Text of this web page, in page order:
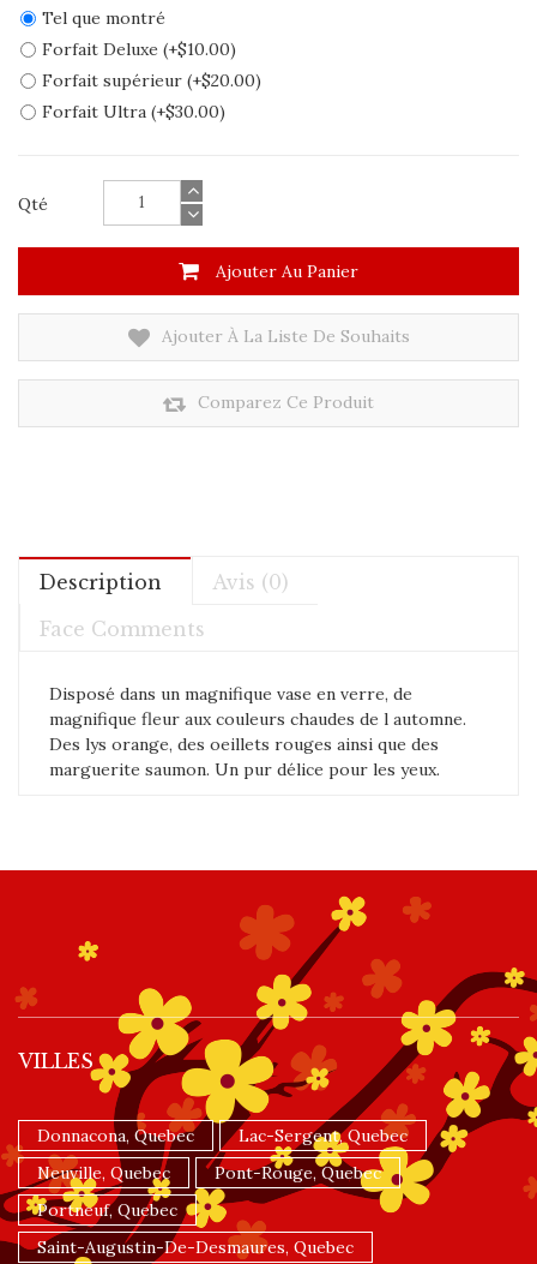
Tel que montré
Forfait Deluxe (+$10.00)
Forfait supérieur (+$20.00)
Forfait Ultra (+$30.00)
Qté
Ajouter Au Panier
Ajouter À La Liste De Souhaits
Comparez Ce Produit
Description
Avis (0)
Face Comments
Disposé dans un magnifique vase en verre, de
magnifique fleur aux couleurs chaudes de l automne.
Des lys orange, des oeillets rouges ainsi que des
marguerite saumon. Un pur délice pour les yeux.
VILLES
Donnacona, Quebec
Lac-Sergent, Quebec
Neuville, Quebec
Pont-Rouge, Quebec
Portneuf, Quebec
Saint-Augustin-De-Desmaures, Quebec